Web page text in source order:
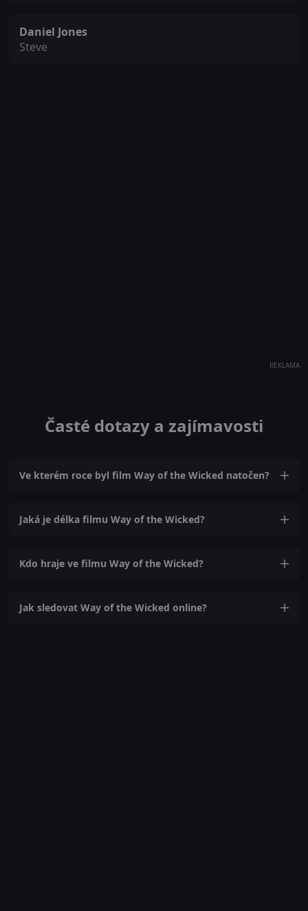
Daniel Jones
Steve
REKLAMA
Časté dotazy a zajímavosti
Ve kterém roce byl film Way of the Wicked natočen?
Jaká je délka filmu Way of the Wicked?
Kdo hraje ve filmu Way of the Wicked?
Jak sledovat Way of the Wicked online?